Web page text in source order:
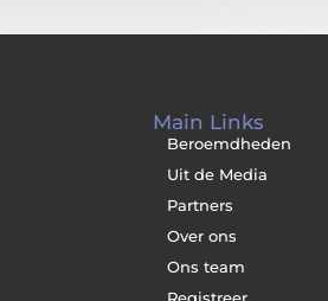
Main Links
Beroemdheden
Uit de Media
Partners
Over ons
Ons team